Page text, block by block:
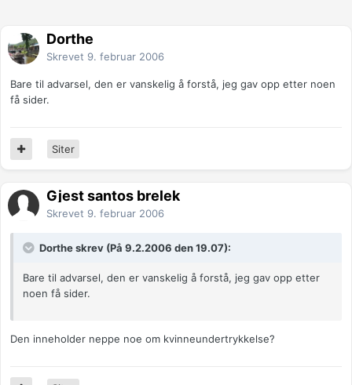
Dorthe
Skrevet 9. februar 2006
Bare til advarsel, den er vanskelig å forstå, jeg gav opp etter noen
få sider.
Siter
Gjest santos brelek
Skrevet 9. februar 2006
Dorthe skrev (På 9.2.2006 den 19.07):
Bare til advarsel, den er vanskelig å forstå, jeg gav opp etter
noen få sider.
Den inneholder neppe noe om kvinneundertrykkelse?